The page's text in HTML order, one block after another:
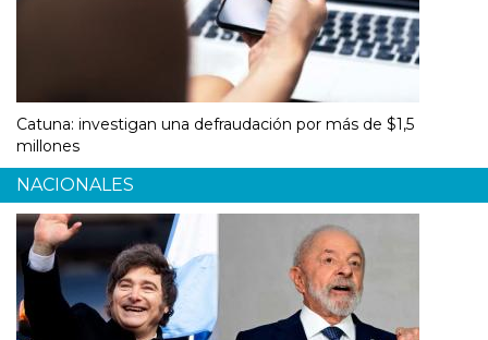
Catuna: investigan una defraudación por más de $1,5
millones
NACIONALES